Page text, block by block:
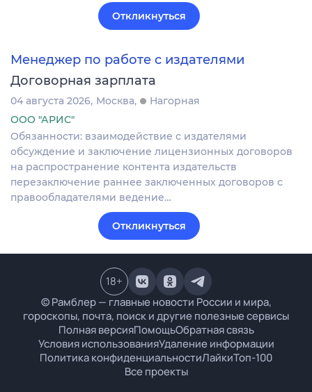
Откликнуться
Менеджер по работе с издателями
Договорная зарплата
04 августа 2026 Москва
Нагорная
ООО "АРИС"
Обязанности: взаимодействие с издателями
обсуждение и заключение лицензионных договоров
на распространение контента издательств
перезаключение раннее заключенных договоров с
правообладателями ведение…
Откликнуться
© Рамблер — главные новости России и мира,
гороскопы, почта, поиск и другие полезные сервисы
Полная версияПомощьОбратная связь
Условия использованияУдаление информации
Политика конфиденциальностиЛайкиТоп-100
Все проекты
18+